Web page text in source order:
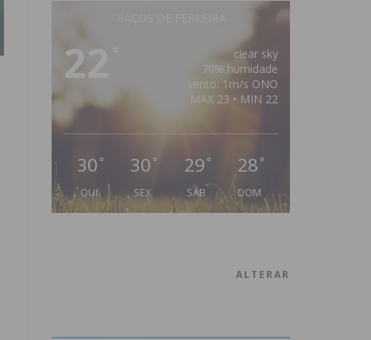
22
clear sky
70% humidade
vento: 1m/s ONO
MAX 23 • MIN 22
30 °
QUI
30 °
SEX
29 °
SÁB
28 °
DOM
ALTERAR